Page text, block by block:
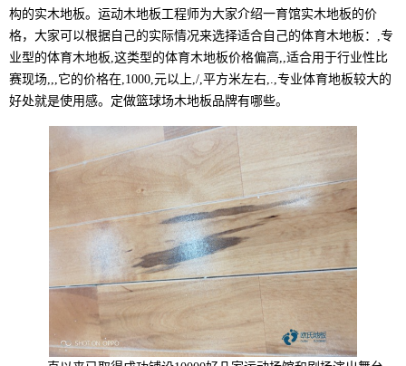
构的实木地板。运动木地板工程师为大家介绍一育馆实木地板的价
格，大家可以根据自己的实际情况来选择适合自己的体育木地板：,专
业型的体育木地板,这类型的体育木地板价格偏高,,适合用于行业性比
赛现场,,,它的价格在,1000,元以上,/,平方米左右,.,专业体育地板较大的
好处就是使用感。定做篮球场木地板品牌有哪些。